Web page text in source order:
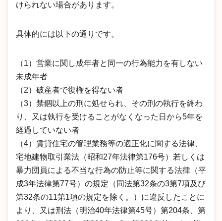
けられない場合があります。
具体的には以下の通りです。
（1）営業に関し成年者と同一の行為能力を有しない
未成年者
（2）破産者で復権を得ない者
（3）禁錮以上の刑に処せられ、その刑の執行を終わ
り、又は執行を受けることがなくなった日から5年を
経過していない者
（4）賃貸住宅の管理業務等の適正化に関する法律、
宅地建物取引業法（昭和27年法律第176号）若しくは
暴力団員による不当な行為の防止等に関する法律（平
成3年法律第77号）の規定（同法第32条の3第7項及び
第32条の11第1項の規定を除く。）に違反したことに
より、又は刑法（明治40年法律第45号）第204条、第